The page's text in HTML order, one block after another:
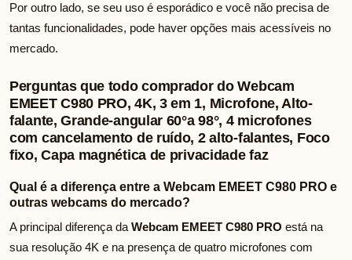
Por outro lado, se seu uso é esporádico e você não precisa de
tantas funcionalidades, pode haver opções mais acessíveis no
mercado.
Perguntas que todo comprador do Webcam
EMEET C980 PRO, 4K, 3 em 1, Microfone, Alto-
falante, Grande-angular 60°a 98°, 4 microfones
com cancelamento de ruído, 2 alto-falantes, Foco
fixo, Capa magnética de privacidade faz
Qual é a diferença entre a Webcam EMEET C980 PRO e
outras webcams do mercado?
A principal diferença da Webcam EMEET C980 PRO está na
sua resolução 4K e na presença de quatro microfones com